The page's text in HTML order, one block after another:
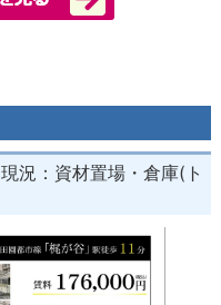
況：資材置場・倉庫(ト